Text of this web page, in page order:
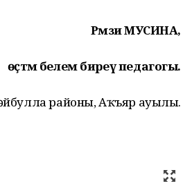
Рәмзиә МУСИНА,
өҫтәмә белем биреү педагогы.
районы, Аҡъяр ауылы.